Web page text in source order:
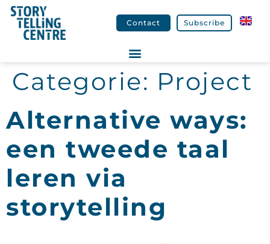
Contact Subscribe
Categorie: Project
Alternative ways:
een tweede taal
leren via
storytelling